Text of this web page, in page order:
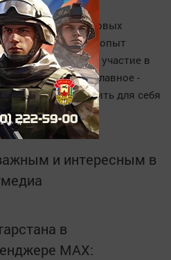
домой полные новых
только получить опыт
но и принять участие в
пряников, а главное -
и наметить для себя
и интересным в
в
MАХ: